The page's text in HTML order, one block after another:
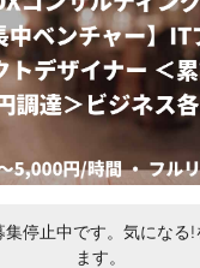
集停止中です。気になる!
ます。